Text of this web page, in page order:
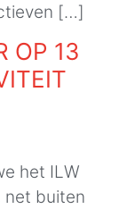
[…]
OP 13
het ILW
net buiten